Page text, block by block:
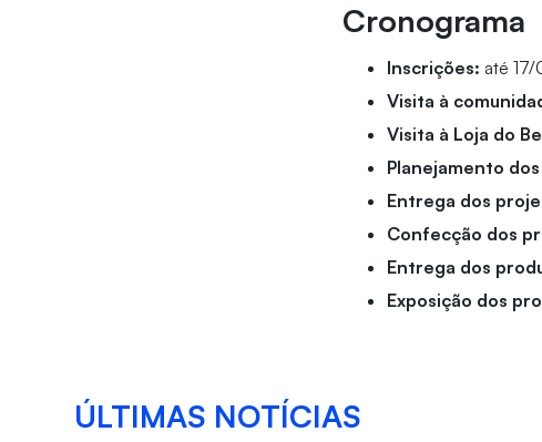
Cronograma
Inscrições: até
Visita à
Visita à Loja do
Planejamento
Entrega dos
Confecção dos
Entrega dos
Exposição dos
ÚLTIMAS NOTÍCIAS